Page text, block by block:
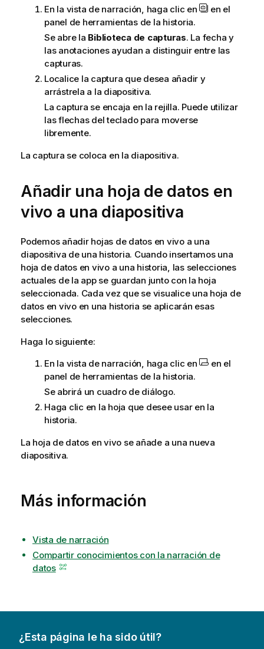
En la vista de narración, haga clic en
en el
panel de herramientas de la historia.
Se abre la Biblioteca de capturas. La fecha y
las anotaciones ayudan a distinguir entre las
capturas.
Localice la captura que desea añadir y
arrástrela a la diapositiva.
La captura se encaja en la rejilla. Puede utilizar
las flechas del teclado para moverse
libremente.
La captura se coloca en la diapositiva.
Añadir una hoja de datos en
vivo a una diapositiva
Podemos añadir hojas de datos en vivo a una
diapositiva de una historia. Cuando insertamos una
hoja de datos en vivo a una historia, las selecciones
actuales de la app se guardan junto con la hoja
seleccionada. Cada vez que se visualice una hoja de
datos en vivo en una historia se aplicarán esas
selecciones.
Haga lo siguiente:
En la vista de narración, haga clic en
en el
panel de herramientas de la historia.
Se abrirá un cuadro de diálogo.
Haga clic en la hoja que desee usar en la
historia.
La hoja de datos en vivo se añade a una nueva
diapositiva.
Más información
Vista de narración
Compartir conocimientos con la narración de
datos
¿Esta página le ha sido útil?